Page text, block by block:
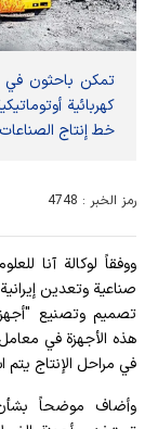
تمكن باحثون في
كهربائية
خط إنتاج
رمز الخبر : 4748
ووفقاً لوكالة آنا
صناعية وتعدين
تصميم وتصنيع
هذه الأجهزة في
في مراحل الإنتاج يتم
وأضاف موضحاً